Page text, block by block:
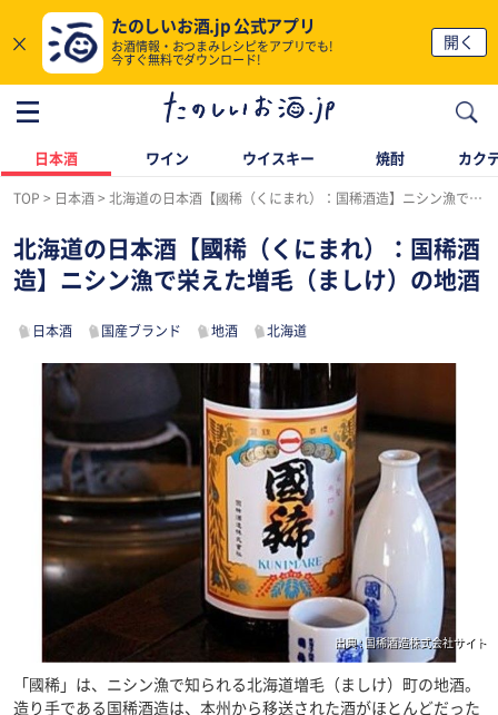
×
たのしいお酒.jp 公式アプリ
お酒情報・おつまみレシピをアプリでも!
今すぐ無料でダウンロード!
開く
日本酒 ワイン ウイスキー 焼酎 カク
TOP 日本酒 北海道の日本酒【國稀（くにまれ）：国稀酒造】ニシン漁で栄えた増毛（ましけ）の地酒
北海道の日本酒【國稀（くにまれ）：国稀酒
造】ニシン漁で栄えた増毛（ましけ）の地酒
日本酒 国産ブランド 地酒 北海道
出典 : 国稀酒造株式会社サイト
「國稀」は、ニシン漁で知られる北海道増毛（ましけ）町の地酒。
造り手である国稀酒造は、本州から移送された酒がほとんどだった